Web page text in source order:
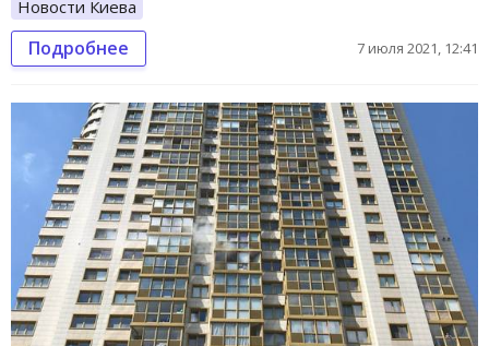
Новости Киева
Подробнее 7 июля 2021, 12:41